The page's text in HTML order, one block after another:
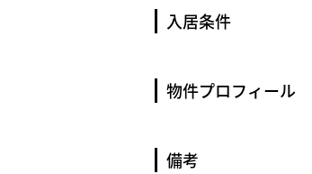
入居条件
物件プロフィール
備考